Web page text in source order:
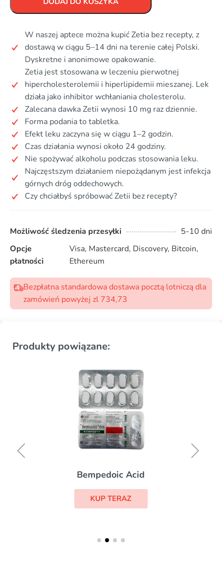
W naszej aptece można kupić Zetia bez recepty, z
dostawą w ciągu 5–14 dni na terenie całej Polski.
Dyskretne i anonimowe opakowanie.
Zetia jest stosowana w leczeniu pierwotnej
hipercholesterolemii i hiperlipidemii mieszanej. Lek
działa jako inhibitor wchłaniania cholesterolu.
Zalecana dawka Zetii wynosi 10 mg raz dziennie.
Forma podania to tabletka.
Efekt leku zaczyna się w ciągu 1–2 godzin.
Czas działania wynosi około 24 godziny.
Nie spożywać alkoholu podczas stosowania leku.
Najczęstszym działaniem niepożądanym jest infekcja
górnych dróg oddechowych.
Czy chciałbyś spróbować Zetii bez recepty?
Możliwość śledzenia przesyłki
5-10 dni
Opcje
płatności
Visa, Mastercard, Discovery, Bitcoin,
Ethereum
Bezpłatna standardowa dostawa pocztą lotniczą dla
zamówień powyżej zl 734,73
Produkty powiązane:
Bempedoic Acid
KUP TERAZ